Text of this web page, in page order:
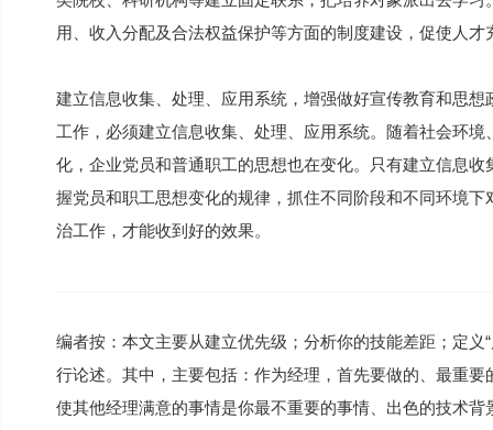
用、收入分配及合法权益保护等方面的制度建设，促使人才
建立信息收集、处理、应用系统，增强做好宣传教育和思
工作，必须建立信息收集、处理、应用系统。随着社会环
化，企业党员和普通职工的思想也在变化。只有建立信息
握党员和职工思想变化的规律，抓住不同阶段和不同环境
治工作，才能收到好的效果。
编者按：本文主要从建立优先级；分析你的技能差距；定
行论述。其中，主要包括：作为经理，首先要做的、最重
使其他经理满意的事情是你最不重要的事情、出色的技术